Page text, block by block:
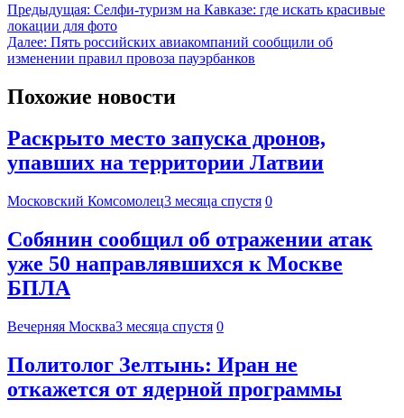
Предыдущая: Селфи-туризм на Кавказе: где искать красивые
локации для фото
Далее: Пять российских авиакомпаний сообщили об
изменении правил провоза пауэрбанков
Похожие новости
Раскрыто место запуска дронов,
упавших на территории Латвии
Московский Комсомолец3 месяца спустя 0
Собянин сообщил об отражении атак
уже 50 направлявшихся к Москве
БПЛА
Вечерняя Москва3 месяца спустя 0
Политолог Зелтынь: Иран не
откажется от ядерной программы